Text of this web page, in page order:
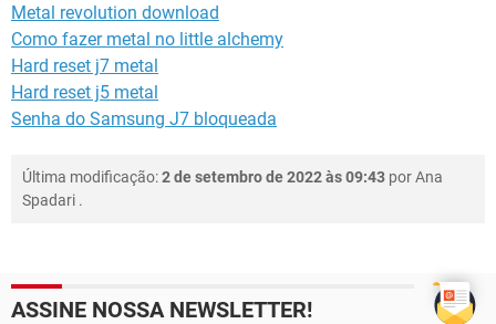
Metal revolution download
Como fazer metal no little alchemy
Hard reset j7 metal
Hard reset j5 metal
Senha do Samsung J7 bloqueada
Última modificação:2 de setembro de 2022 às 09:43 porAna
Spadari .
ASSINE NOSSA NEWSLETTER!